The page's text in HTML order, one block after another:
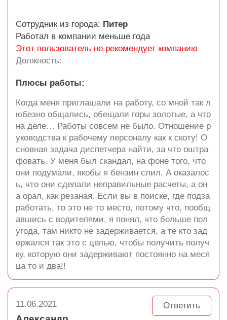
Сотрудник из города: Питер
Работал в компании меньше года
Этот пользователь не рекомендует компанию
Должность:
Плюсы работы:
Когда меня приглашали на работу, со мной так л
юбезно общались, обещали горы золотые, а что
на деле… Работы совсем не было. Отношение р
уководства к рабочему персоналу как к скоту! О
сновная задача диспетчера найти, за что оштра
фовать. У меня был скандал, на фоне того, что
они подумали, якобы я бензин слил. А оказалос
ь, что они сделали неправильные расчеты, а он
а орал, как резаная. Если вы в поиске, где подза
работать, то это не то место, потому что, пообщ
авшись с водителями, я понял, что больше пол
угода, там никто не задерживается, а те кто зад
ержался так это с целью, чтобы получить получ
ку, которую они задерживают постоянно на меся
ца то и два!!
11.06.2021 Ответить